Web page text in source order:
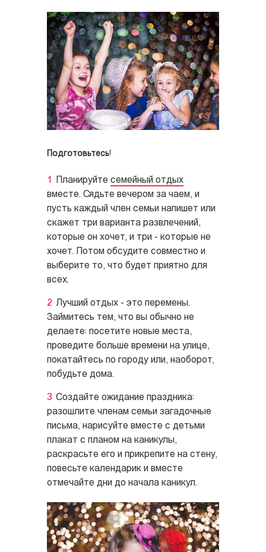
Подготовьтесь!
Планируйте семейный отдых
вместе. Сядьте вечером за чаем, и
пусть каждый член семьи напишет или
скажет три варианта развлечений,
которые он хочет, и три - которые не
хочет. Потом обсудите совместно и
выберите то, что будет приятно для
всех.
Лучший отдых - это перемены.
Займитесь тем, что вы обычно не
делаете: посетите новые места,
проведите больше времени на улице,
покатайтесь по городу или, наоборот,
побудьте дома.
Создайте ожидание праздника:
разошлите членам семьи загадочные
письма, нарисуйте вместе с детьми
плакат с планом на каникулы,
раскрасьте его и прикрепите на стену,
повесьте календарик и вместе
отмечайте дни до начала каникул.